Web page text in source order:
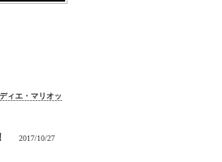
ィエ・マリオッ
2017/10/27